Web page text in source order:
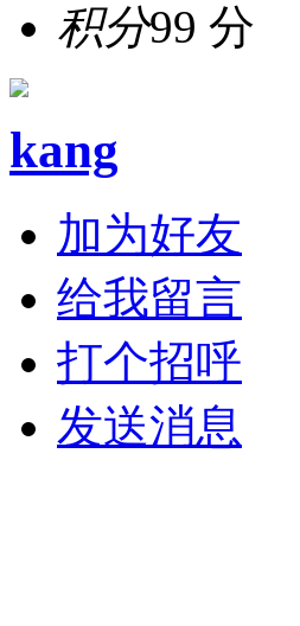
积分99 分
kang
加为好友
给我留言
打个招呼
发送消息